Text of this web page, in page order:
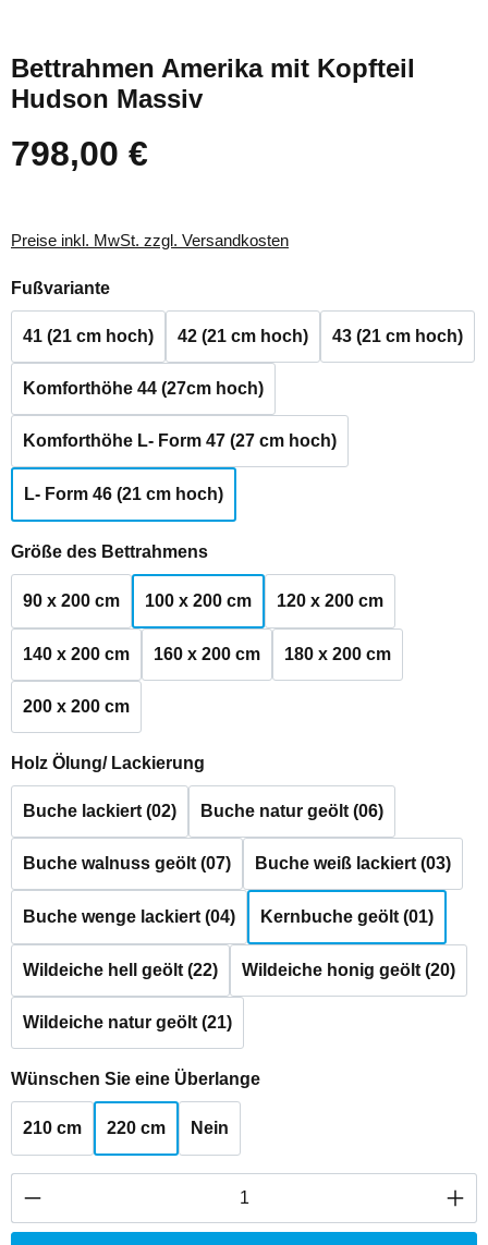
Bettrahmen Amerika mit Kopfteil
Hudson Massiv
Regulärer Preis:
798,00 €
Preise inkl. MwSt. zzgl. Versandkosten
Fußvarianteauswählen
41 (21 cm hoch) 42 (21 cm hoch) 43 (21 cm hoch)
Komforthöhe 44 (27cm hoch)
Komforthöhe L- Form 47 (27 cm hoch)
L- Form 46 (21 cm hoch)
Größe des Bettrahmensauswählen
90 x 200 cm 100 x 200 cm 120 x 200 cm
140 x 200 cm 160 x 200 cm 180 x 200 cm
200 x 200 cm
Holz Ölung/ Lackierung
Buche lackiert (02) Buche natur geölt (06)
Buche walnuss geölt (07) Buche weiß lackiert (03)
Buche wenge lackiert (04) Kernbuche geölt (01)
Wildeiche hell geölt (22) Wildeiche honig geölt (20)
Wildeiche natur geölt (21)
Wünschen Sie eine Überlangeauswählen
210 cm 220 cm Nein
Produkt Anzahl: Gib den gewünschten